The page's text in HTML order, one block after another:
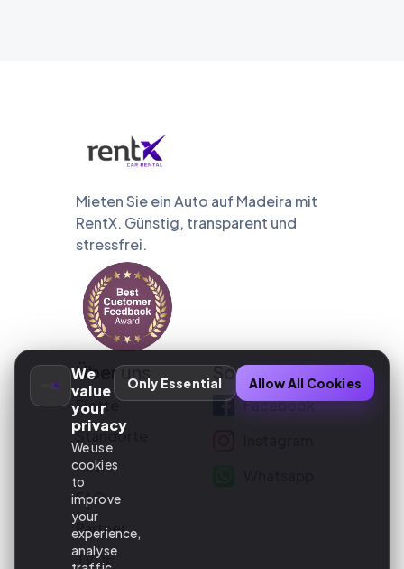
We
value
your
privacy
We use
cookies
to
improve
your
experience,
analyse
Only Essential Allow All Cookies
Mieten Sie ein Auto auf Madeira mit
RentX. Günstig, transparent und
stressfrei.
Über uns
Flotte
Standorte
News
FAQ
Partner
TVDE
Social Media
Facebook